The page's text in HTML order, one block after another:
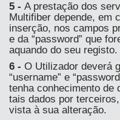
5 - A prestação dos
Multifiber depende, em
inserção, nos campos
e da “password” que
aquando do seu registo.
6 - O Utilizador deverá
“username” e
tenha conhecimento de
tais dados por
vista à sua alteração.